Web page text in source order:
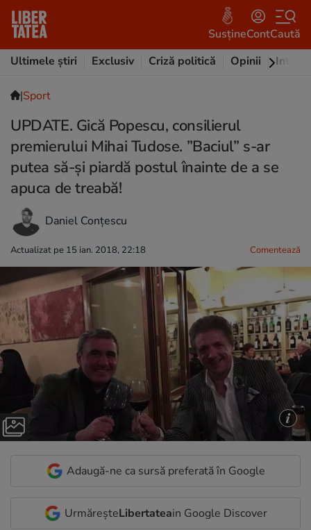
SusțineContCaută
Ultimele știri
Exclusiv Criză politică Opinii
|Sport
UPDATE. Gică Popescu, consilierul
premierului Mihai Tudose. ”Baciul” s-ar
putea să-și piardă postul înainte de a se
apuca de treabă!
Daniel Conțescu
Actualizat pe 15 ian. 2018, 22:18 Comentează
Adaugă-ne ca sursă preferată în Google
UrmăreșteLibertateain Google Discover